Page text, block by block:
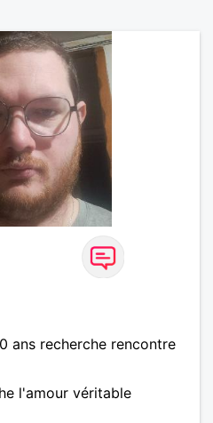
ans recherche rencontre
l'amour véritable